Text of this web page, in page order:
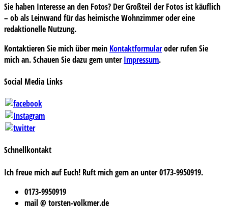
Sie haben Interesse an den Fotos? Der Großteil der Fotos ist käuflich
– ob als Leinwand für das heimische Wohnzimmer oder eine
redaktionelle Nutzung.
Kontaktieren Sie mich über mein Kontaktformularoder rufen Sie
mich an. Schauen Sie dazu gern unterImpressum.
Social Media Links
Schnellkontakt
Ich freue mich auf Euch! Ruft mich gern an unter 0173-9950919.
0173-9950919
mail @ torsten-volkmer.de